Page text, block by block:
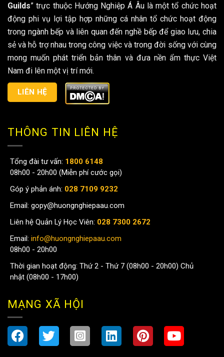
Guilds” trực thuộc Hướng Nghiệp Á Âu là một tổ chức hoạt
động phi vụ lợi tập hợp những cá nhân tổ chức hoạt động
trong ngành bếp và liên quan đến nghề bếp để giao lưu, chia
sẻ và hỗ trợ nhau trong công việc và trong đời sống với cùng
mong muốn phát triển bản thân và đưa nền ẩm thực Việt
Nam đi lên một vị trí mới.
LIÊN HỆ
THÔNG TIN LIÊN HỆ
Tổng đài tư vấn: 1800 6148
08h00 - 20h00 (Miễn phí cước gọi)
Góp ý phản ánh: 028 7109 9232
Email: gopy@huongnghiepaau.com
Liên hệ Quản Lý Học Viên: 028 7300 2672
Email: info@huongnghiepaau.com
08h00 - 20h00
Thời gian hoạt động: Thứ 2 - Thứ 7 (08h00 - 20h00) Chủ
nhật (08h00 - 17h00)
MẠNG XÃ HỘI